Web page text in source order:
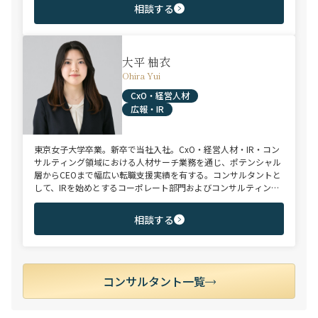
相談する
大平 柚衣
Ohira Yui
CxO・経営人材
広報・IR
東京女子大学卒業。新卒で当社入社。CxO・経営人材・IR・コン
サルティング領域における人材サーチ業務を通じ、ポテンシャル
層からCEOまで幅広い転職支援実績を有する。コンサルタントと
して、IRを始めとするコーポレート部門およびコンサルティング
ファーム領域を中心に担当。未経験・ポテンシャル層からミド
ル・ハイクラス層まで、年代・職階を問わず幅広くご支援可能。
相談する
コンサルタント一覧